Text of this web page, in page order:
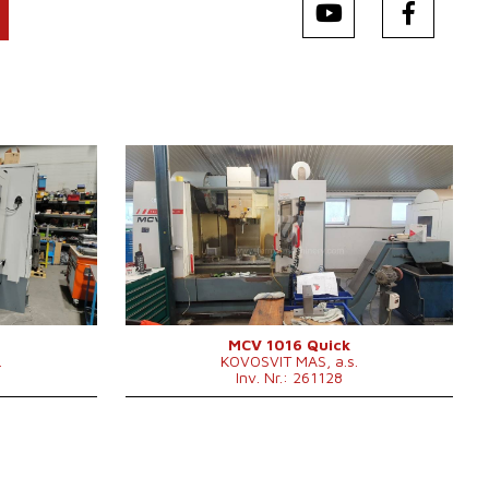
x 600 mm
/min.
.
3000 x
Baujahr:
Kontrollsystem
ja
Steuerung Heidenhain
TNC 530
Aufspanntischfläche
1300 x 600
mm
X Weg
1016 mm
Y Weg
610 mm
Z Weg
710 mm
0 - 10000
Anzahl der Achsen
3
Druck der IKZ
bar
MCV 1016 Quick
KOVOSVIT MAS, a.s.
Inv. Nr.: 261128